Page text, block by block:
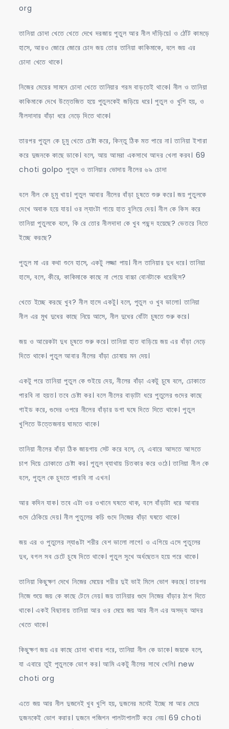
org
তানিয়া চোদা খেতে খেতে দেখে দরজায় পুতুল আর নীল দাঁড়িয়ে। ও ঠোঁট কামড়ে
হাসে, আরও জোরে জোরে চোদ জয় তোর তানিয়া কাকিমাকে, বলে জয় এর
চোদা খেতে থাকে।
নিজের মেয়ের সামনে চোদা খেতে তানিয়ার গরম বাড়তেই থাকে। নীল ও তানিয়া
কাকিমাকে দেখে উত্তেজিত হয়ে পুতুলকেই জড়িয়ে ধরে। পুতুল ও খুশি হয়, ও
নীলদাদার বাঁড়া ধরে নেড়ে দিতে থাকে।
তারপর পুতুল কে চুমু খেতে চেষ্টা করে, কিন্তু ঠিক মত পারে না। তানিয়া ইশারা
করে দুজনকে কাছে ডাকে। বলে, আয় আমরা একসাথে আদর খেলা করব। 69
choti golpo পুতুল ও তানিয়ার ভোদায় নীলের ৬৯ চোদা
বলে নীল কে চুমু খায়। পুতুল আবার নীলের বাঁড়া চুষতে শুরু করে। জয় পুতুলকে
দেখে অবাক হয়ে যায়। ওর ল্যাংটা গায়ে হাত বুলিয়ে দেয়। নীল কে কিস করে
তানিয়া পুতুলকে বলে, কি রে তোর নীলদাদা কে খুব পছন্দ হয়েছে? ভেতরে নিতে
ইচ্ছে করছে?
পুতুল মা এর কথা শুনে হাসে, একটু লজ্জা পায়। নীল তানিয়ার দুধ ধরে। তানিয়া
হাসে, বলে, কীরে, কাকিমাকে কাছে না পেয়ে বাচ্চা বোনটাকে ধরেছিস?
খেতে ইচ্ছে করছে খুব? নীল হাসে একটু। বলে, পুতুল ও খুব ভালো। তানিয়া
নীল এর মুখ দুধের কাছে নিয়ে আসে, নীল দুধের বোঁটা চুষতে শুরু করে।
জয় ও আরেকটা দুধ চুষতে শুরু করে। তানিয়া হাত বাড়িয়ে জয় এর বাঁড়া নেড়ে
দিতে থাকে। পুতুল আবার নীলের বাঁড়া চোষায় মন দেয়।
একটু পরে তানিয়া পুতুল কে শুইয়ে দেয়, নীলের বাঁড়া একটু চুষে বলে, ঢোকাতে
পারবি না হয়ত। তবে চেষ্টা কর। বলে নীলের বাড়াটা ধরে পুতুলের গুদের কাছে
গাইড করে, গুদের ওপরে নীলের বাঁড়ার ডগা ঘষে দিতে দিতে থাকে। পুতুল
খুশিতে উত্তেজনায় ঘামতে থাকে।
তানিয়া নীলের বাঁড়া ঠিক জায়গায় সেট করে বলে, নে, এবারে আসতে আসতে
চাপ দিয়ে ঢোকাতে চেষ্টা কর। পুতুল ব্যাথায় চিতকার করে ওঠে। তানিয়া নীল কে
বলে, পুতুল কে চুদতে পারবি না এখন।
আর কদিন যাক। তবে এটা ওর ওখানে ঘষতে থাক, বলে বাঁড়াটা ধরে আবার
গুদে ঠেকিয়ে দেয়। নীল পুতুলের কচি গুদে নিজের বাঁড়া ঘষতে থাকে।
জয় এর ও পুতুলের ল্যাঙটা শরীর বেশ ভালো লাগে। ও এগিয়ে এসে পুতুলের
দুধ, বগল সব চেটে চুষে দিতে থাকে। পুতুল সুখে অর্ধছেতন হয়ে পরে থাকে।
তানিয়া কিছুক্ষণ দেখে নিজের মেয়ের শরীর দুই ভাই মিলে ভোগ করছে। তারপর
নিজে শুয়ে জয় কে কাছে টেনে নেয়। জয় তানিয়ার গুদে নিজের বাঁড়ার ঠাপ দিতে
থাকে। একই বিছানায় তানিয়া আর ওর মেয়ে জয় আর নীল এর অসভ্য আদর
খেতে থাকে।
কিছুক্ষণ জয় এর কাছে চোদা খাবার পরে, তানিয়া নীল কে ডাকে। জয়কে বলে,
যা এবারে তুই পুতুলকে ভোগ কর। আমি একটু নীলের সাথে খেলি। new
choti org
এতে জয় আর নীল দুজনেই খুব খুশি হয়, দুজনের মনেই ইচ্ছে মা আর মেয়ে
দুজনকেই ভোগ করার। দুজনে পজিশন পালটাপালটি করে নেয়। 69 choti